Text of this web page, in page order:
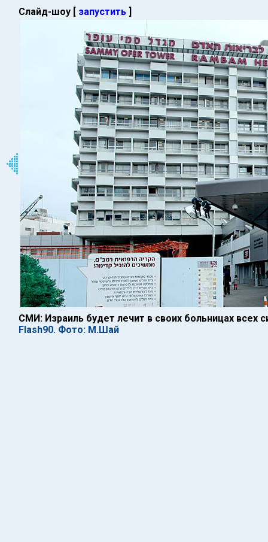
Слайд-шоу [ запустить ]
СМИ: Израиль будет лечит в своих больницах всех
Flash90. Фото: М.Шай